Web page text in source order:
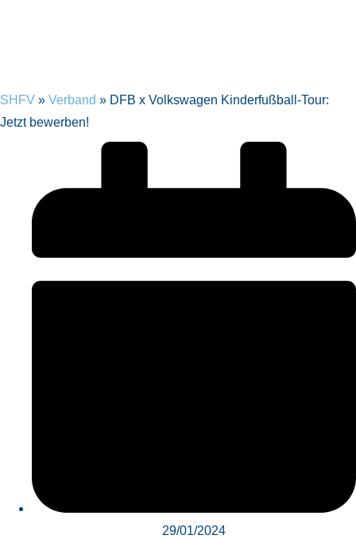
SHFV » Verband » DFB x Volkswagen Kinderfußball-Tour:
Jetzt bewerben!
29/01/2024